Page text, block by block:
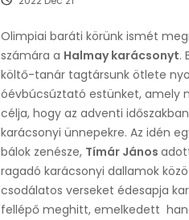
Olimpiai baráti körünk ismét
számára a Halmay karácsonyt.
költő-tanár tagtársunk ötlete
óévbúcsúztató estünket, amely
célja, hogy az adventi
karácsonyi ünnepekre. Az idén
bálok zenésze, Tímár János
ragadó karácsonyi dallamok
csodálatos verseket édesapja
fellépő meghitt, emelkedett